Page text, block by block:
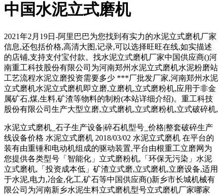
中国水泥立式磨机
2021年2月19日-阿里巴巴为您找到有实力的水泥立式磨机厂家
信息,还包括价格,高清大图,记录,可以选择旺旺在线,如实描述
的店铺,支持支付宝付款。找水泥立式磨机厂家中国供应商()河
南重工科技股份有限公司为河南郑州水泥立式磨机水泥粉磨站
工艺流程水泥立磨投资需要多少 ***厂批发厂家,河南郑州水泥
立式磨机水泥立式磨机即立磨,立磨机,立式磨粉机,应用于非金
属矿石,煤,生料,矿渣等物料的制粉(本站详细介绍)。重工科技
股份有限公司生产大型立磨,立式磨机,立式磨粉机,立式破碎机,
水泥立式磨机_石子生产设备|碎石机型号_价格|整套破碎生产
线设备价格 水泥立式磨机 2018/03/02 水泥立式磨机 在平台的
装有由重锤和电动机组成的驱动装置,平台由根重工立磨网为
您提供各类型号「智能化」立式磨粉机,「环保无污染」水泥
立式磨机,「投资成本低」矿渣立式磨,立式磨机,立磨设备,适用
于水泥,电力,冶金,化工,矿石等中国供应商()新乡市长城机械有
限公司为河南新乡水泥生料立式磨机型号立式磨机厂家哪家